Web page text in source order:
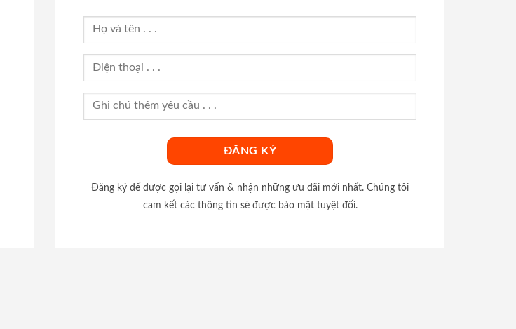
Đăng ký để được gọi lại tư vấn & nhận những ưu đãi mới nhất. Chúng tôi
cam kết các thông tin sẽ được bảo mật tuyệt đối.